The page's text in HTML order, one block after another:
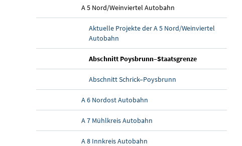
A 5 Nord/Weinviertel Autobahn
Aktuelle Projekte der A 5 Nord/Weinviertel
Autobahn
Abschnitt Poysbrunn–Staatsgrenze(aktuelle Seite)
Abschnitt Schrick–Poysbrunn
A 6 Nordost Autobahn
A 7 Mühlkreis Autobahn
A 8 Innkreis Autobahn